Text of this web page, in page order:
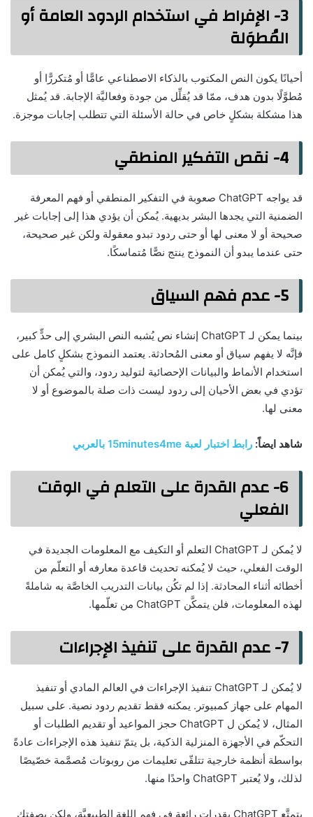
3- الإفراط في استخدام الردود العامة أو
المُطوَلة
أحيانًا يكون النص المكتوب بالذكاء الاصطناعي عامًّا أو مُتكررًّا أو
مُطوَّلًا بدون هدف، ممّا قد يُقلِّل من جودة وفعاليَّة الإجابة. قد يُمثل
هذا مشكلة بشكلٍ خاص في حالة الأسئلة التي تتطلب إجابات موجزة.
4- نقص التفكير المنطقي
قد يواجه ChatGPT صعوبة في التفكير المنطقي أو فهم المعرفة
الضمنية التي يجدها البشر بديهية. يُمكن أن يؤدي هذا إلى إجابات غير
صحيحة أو لا معنى لها أو حتى ردود تبدو معقولة ولكن غير صحيحة،
حتى عندما يبدو أن النموذج ينتج نصًّا مُتماسكًا.
5- عدم فهم السياق
بينما يمكن لـ ChatGPT إنشاء نص يُشبه النص البشري إلى حدٍّ كبير،
فإنَّه لا يفهم سياق أو معنى المُحادثة. يعتمد النموذج بشكلٍ كامل على
استخدام الأنماط والبيانات الإحصائية لتوليد ردود، والتي يُمكن أن
تؤدي في بعض الأحيان إلى ردود ليست ذات صلة بالموضوع أو لا
معنى لها.
شاهد ايضاً: رابط اختبار لعبة 15minutes4me بالعربي
6- عدم القدرة على التعلم في الوقت
الفعلي
لا يُمكن لـ ChatGPT التعلم أو التكيف مع المعلومات الجديدة في
الوقت الفعلي، حيث لا يُمكنه تحديث قاعدة معارفه أو التعلّم من
أخطائه أثناء المحادثة. إذا لم تكُن بيانات التدريب الخاصَّة به شاملةً
لهذه المعلومات، فلن يتمكَّن ChatGPT من تعلّمها.
7- عدم القدرة على تنفيذ الإجراءات
لا يُمكن لـ ChatGPT تنفيذ الإجراءات في العالم المادي أو تنفيذ
المهام على جهاز كمبيوتر. يمكنه فقط تقديم ردود نصية. على سبيل
المثال، لا يُمكن ل ChatGPT حجز المواعيد أو تقديم الطلبات أو
التحكّم في الأجهزة المنزلية الذكية، بل يتمّ تنفيذ هذه الإجراءات عادةً
بواسطة أنظمة خارجية تتلقّى تعليمات من روبوتات مُصمَّمة خصّيصًا
لذلك، ولا يُعتبر ChatGPT واحدًا منها.
يتمتَّع ChatGPT بقدرات رائعة في فهم اللغة الطبيعيَّة، ولكن بصفتك